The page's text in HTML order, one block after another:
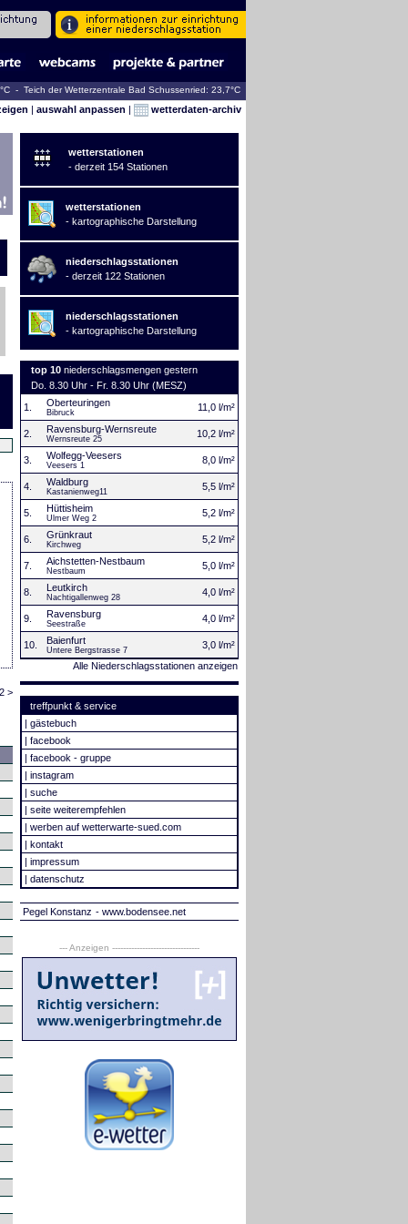
- Teich der Wetterzentrale Bad Schussenried: 23,7°C
| auswahl anpassen | wetterdaten-archiv
>
wetterstationen
- derzeit 154 Stationen
wetterstationen
- kartographische Darstellung
niederschlagsstationen
- derzeit 122 Stationen
niederschlagsstationen
- kartographische Darstellung
top 10 niederschlagsmengen gestern
Do. 8.30 Uhr - Fr. 8.30 Uhr (MESZ)
1.
Oberteuringen
Bibruck 11,0 l/m²
2. Ravensburg-Wernsreute
Wernsreute 25 10,2 l/m²
3. Wolfegg-Veesers
Veesers 1 8,0 l/m²
4. Waldburg
Kastanienweg11 5,5 l/m²
5. Hüttisheim
Ulmer Weg 2 5,2 l/m²
6. Grünkraut
Kirchweg 5,2 l/m²
7. Aichstetten-Nestbaum
Nestbaum 5,0 l/m²
8. Leutkirch
Nachtigallenweg 28 4,0 l/m²
9. Ravensburg
Seestraße 4,0 l/m²
10. Baienfurt
Untere Bergstrasse 7
3,0 l/m²
Alle Niederschlagsstationen anzeigen
treffpunkt & service
| gästebuch
| facebook
| facebook - gruppe
| instagram
| suche
| seite weiterempfehlen
| werben auf wetterwarte-sued.com
| kontakt
| impressum
| datenschutz
Pegel Konstanz - www.bodensee.net
--- Anzeigen --------------------------------